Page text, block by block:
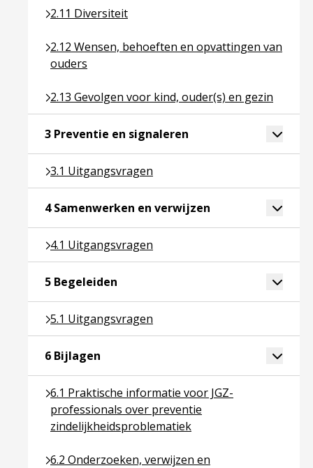
2.11 Diversiteit
Ga naar pagina over 2.11 Diversiteit
2.12 Wensen, behoeften en opvattingen van
ouders
Ga naar pagina over 2.12 Wensen, behoeften en
2.13 Gevolgen voor kind, ouder(s) en gezin
Ga naar pagina over 2.13 Gevolgen voor kind,
3 Preventie en signaleren Ga naar pagina over 3
Toggle
3.1 Uitgangsvragen
Ga naar pagina over 3.1 Uitgangsvragen
4 Samenwerken en verwijzen Ga naar pagina
Toggle
4.1 Uitgangsvragen
Ga naar pagina over 4.1 Uitgangsvragen
5 Begeleiden Ga naar pagina over 5 BegeleidenToggle
5.1 Uitgangsvragen
Ga naar pagina over 5.1 Uitgangsvragen
6 Bijlagen Toggle
6.1 Praktische informatie voor JGZ-
professionals over preventie
zindelijkheidsproblematiek
Ga naar pagina over 6.1 Praktische informatie
6.2 Onderzoeken, verwijzen en
Ga naar pagina over 6.2 Onderzoeken, verwijzen